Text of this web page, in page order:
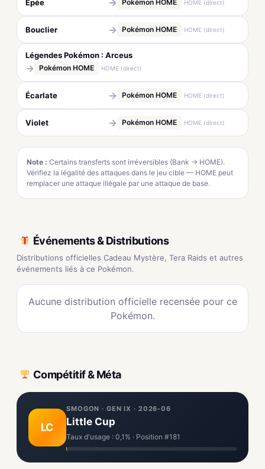
Épée → Pokémon HOME HOME (direct)
Bouclier → Pokémon HOME HOME (direct)
Légendes Pokémon : Arceus
→ Pokémon HOME HOME (direct)
Écarlate → Pokémon HOME HOME (direct)
Violet → Pokémon HOME HOME (direct)
Note : Certains transferts sont irréversibles (Bank → HOME).
Vérifiez la légalité des attaques dans le jeu cible — HOME peut
remplacer une attaque illégale par une attaque de base.
Événements & Distributions
Distributions officielles Cadeau Mystère, Tera Raids et autres
événements liés à ce Pokémon.
Aucune distribution officielle recensée pour ce
Pokémon.
Compétitif & Méta
LC
SMOGON · GEN IX · 2026-06
Little Cup
Taux d'usage : 0,1% · Position #181